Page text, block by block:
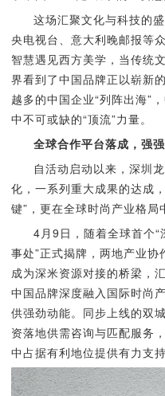
这场汇聚文化与科技的
央电视台、意大利晚邮报等
智慧遇见西方美学，当传统
界看到了中国品牌正以崭新
越多的中国企业“列阵出海”
中不可或缺的“顶流”力量。
全球合作平台落成，强
自活动启动以来，深圳
化，一系列重大成果的达成
键”，更在全球时尚产业格局
4月9日，随着全球首个
事处”正式揭牌，两地产业
成为深米资源对接的桥梁，
中国品牌深度融入国际时尚
供强劲动能。同步上线的双
资落地供需咨询与匹配服务
中占据有利地位提供有力支持